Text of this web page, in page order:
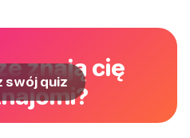
znają cię
swój quiz